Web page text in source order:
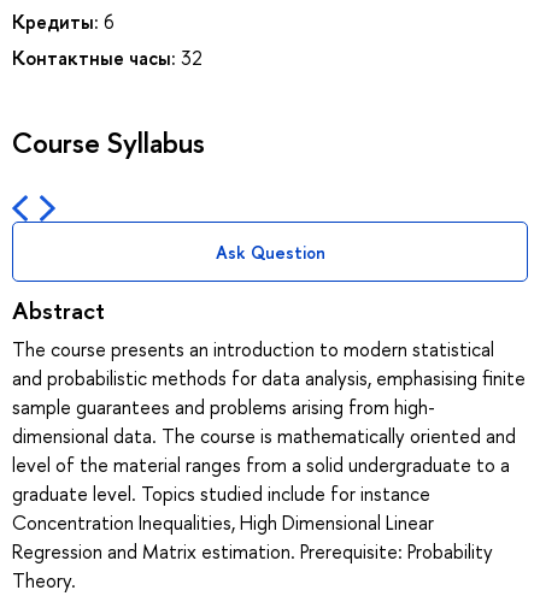
Кредиты: 6
Контактные часы: 32
Course Syllabus
Ask Question
Abstract
The course presents an introduction to modern statistical
and probabilistic methods for data analysis, emphasising finite
sample guarantees and problems arising from high-
dimensional data. The course is mathematically oriented and
level of the material ranges from a solid undergraduate to a
graduate level. Topics studied include for instance
Concentration Inequalities, High Dimensional Linear
Regression and Matrix estimation. Prerequisite: Probability
Theory.